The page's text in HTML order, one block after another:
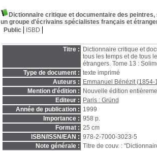
Dictionnaire critique et documentaire des
un groupe d'écrivains spécialistes français et
Public
ISBD
Titre :
Dictionnaire critique et
tous les temps et de tous
étrangers. Tome 13 :
Type de document : texte imprimé
Auteurs :
Emmanuel Bénézit (1854-
Mention d'édition :
Nouvelle édition
Editeur :
Paris : Gründ
Année de publication : 1999
Importance : 958 p.
Format : 25 cm
ISBN/ISSN/EAN : 978-2-7000-3023-5
Note générale : Titre de couv. :